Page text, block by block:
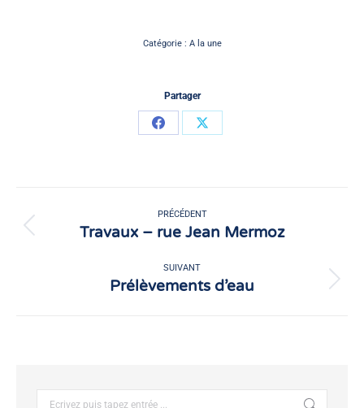
Catégorie : A la une
Partager
PartagerPartager
article
PRÉCÉDENT
Article
:
Travaux – rue Jean Mermoz
SUIVANT
Article
Prélèvements d’eau